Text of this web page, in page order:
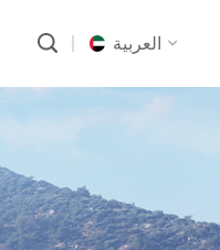
العربية
русский
português